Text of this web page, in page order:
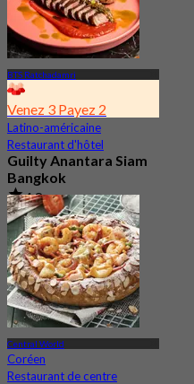
BTS Ratchadamri
Venez 3 Payez 2
Latino-américaine
Restaurant d'hôtel
Guilty Anantara Siam
Bangkok
4.8
2.5K Réservé
De฿ 650
Central World
Coréen
Restaurant de centre